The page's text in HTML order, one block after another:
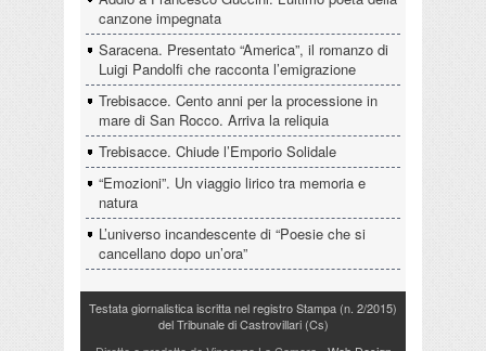
canzone impegnata
Saracena. Presentato “America”, il romanzo di
Luigi Pandolfi che racconta l’emigrazione
Trebisacce. Cento anni per la processione in
mare di San Rocco. Arriva la reliquia
Trebisacce. Chiude l’Emporio Solidale
“Emozioni”. Un viaggio lirico tra memoria e
natura
L’universo incandescente di “Poesie che si
cancellano dopo un’ora”
Testata giornalistica iscritta nel registro Stampa (n. 2/2015)
del Tribunale di Castrovillari (Cs)